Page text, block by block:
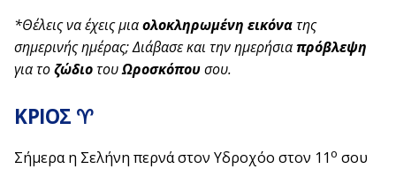
*Θέλεις να έχεις μιαολοκληρωμένη εικόνατης
σημερινής ημέρας; Διάβασε και την ημερήσιαπρόβλεψη
για τοζώδιοτουΩροσκόπουσου.
ΚΡΙΟΣ ♈
Σήμερα η Σελήνη περνά στον Υδροχόο στον 11ο σου